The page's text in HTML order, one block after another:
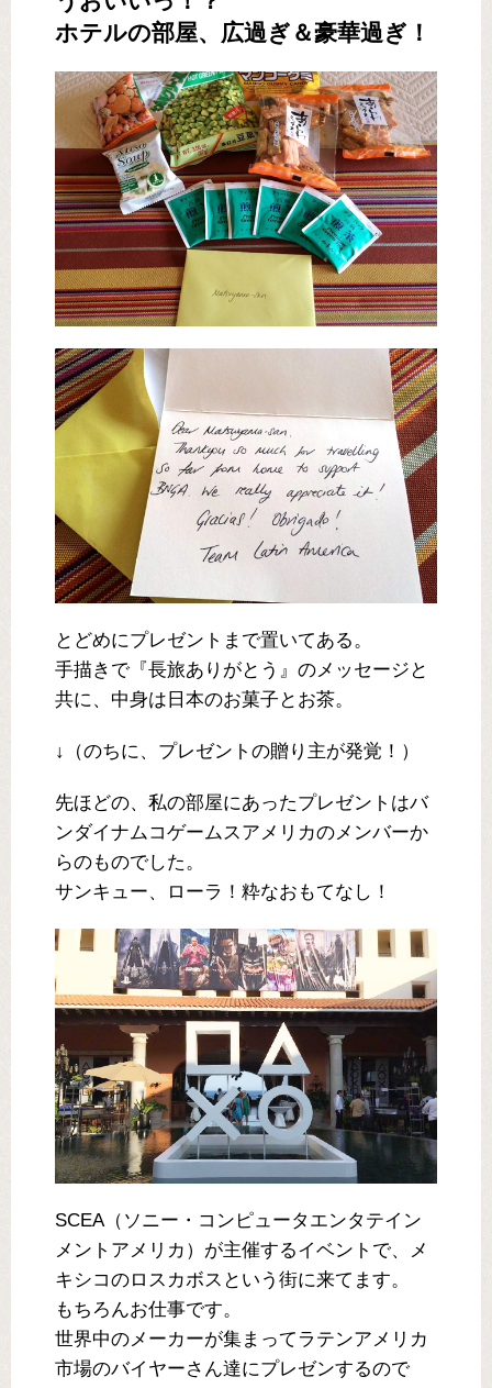
ホテルの部屋、広過ぎ＆豪華過ぎ！
とどめにプレゼントまで置いてある。
手描きで『長旅ありがとう』のメッセージと
共に、中身は日本のお菓子とお茶。
↓（のちに、プレゼントの贈り主が発覚！）
先ほどの、私の部屋にあったプレゼントはバ
ンダイナムコゲームスアメリカのメンバーか
らのものでした。
サンキュー、ローラ！粋なおもてなし！
SCEA（ソニー・コンピュータエンタテイン
メントアメリカ）が主催するイベントで、メ
キシコのロスカボスという街に来てます。
もちろんお仕事です。
世界中のメーカーが集まってラテンアメリカ
市場のバイヤーさん達にプレゼンするので